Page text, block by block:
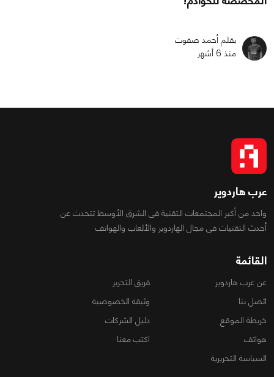
بقلم أحمد صفوت
منذ 6 أشهر
عرب هاردوير
واحد من أكبر المجتمعات التقنية فى الشرق الأوسط تتحدث عن
أحدث التقنيات فى مجال الهاردوير والألعاب والهواتف
القائمة
عن عرب هاردوير
فريق التحرير
اتصل بنا
وثيقة الخصوصية
خريطة الموقع
دليل الشركات
هواتف
اكتب معنا
السياسة التحريرية